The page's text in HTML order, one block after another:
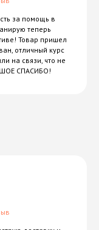
за помощь в
теперь
Товар пришел
отличный курс
на связи, что не
СПАСИБО!